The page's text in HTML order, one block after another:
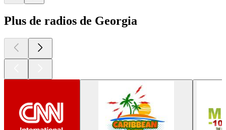
Plus de radios de Georgia